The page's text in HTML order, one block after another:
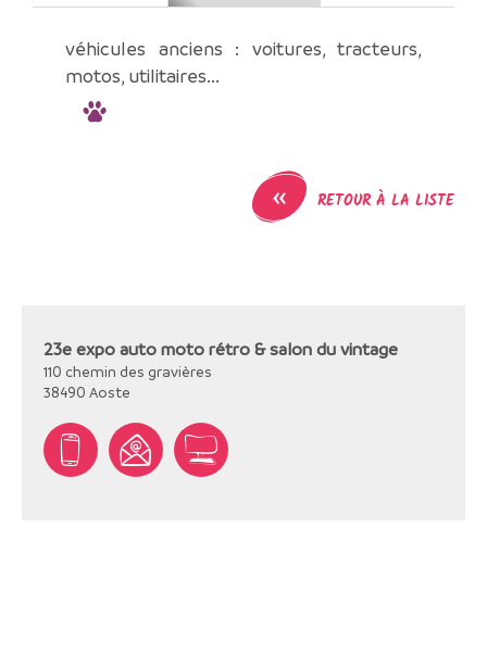
véhicules anciens : voitures, tracteurs,
motos, utilitaires...
« RETOUR À LA LISTE
23e expo auto moto rétro & salon du vintage
110 chemin des gravières
38490 Aoste